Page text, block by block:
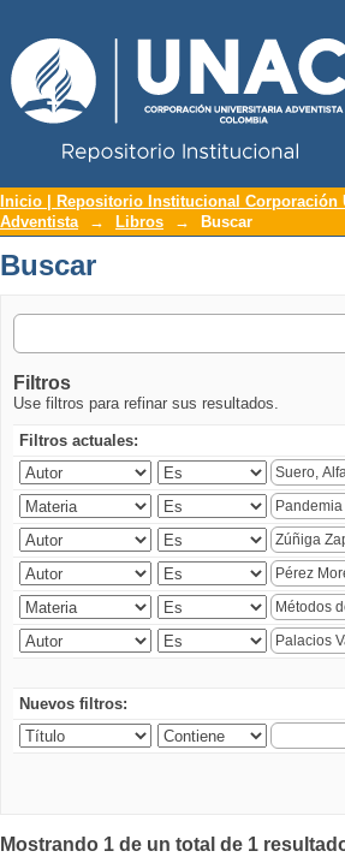
Buscar
Inicio | Repositorio Institucional Corporación
Adventista
→ Libros → Buscar
Buscar
Filtros
Use filtros para refinar sus resultados.
Filtros actuales:
Nuevos filtros:
Mostrando 1 de un total de 1